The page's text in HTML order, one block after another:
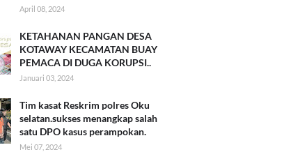
April 08, 2024
KETAHANAN PANGAN DESA
KOTAWAY KECAMATAN BUAY
PEMACA DI DUGA KORUPSI..
Januari 03, 2024
Tim kasat Reskrim polres Oku
selatan.sukses menangkap salah
satu DPO kasus perampokan.
Mei 07, 2024